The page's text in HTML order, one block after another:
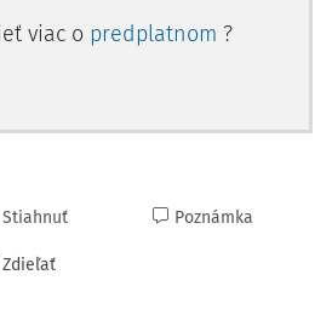
viac o predplatnom ?
Stiahnuť
Zdieľať
Poznámka